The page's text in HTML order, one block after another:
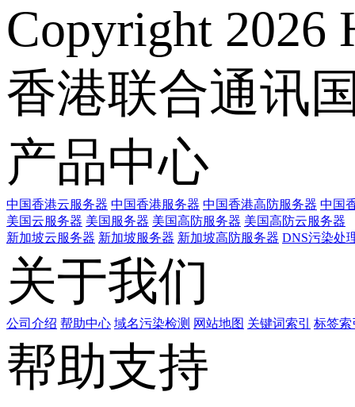
Copyright 2026
香港联合通讯
产品中心
中国香港云服务器 中国香港服务器 中国香港高防服务器 中国
美国云服务器 美国服务器 美国高防服务器 美国高防云服务器
新加坡云服务器 新加坡服务器 新加坡高防服务器 DNS污染处
关于我们
公司介绍 帮助中心 域名污染检测 网站地图 关键词索引 标签索
帮助支持